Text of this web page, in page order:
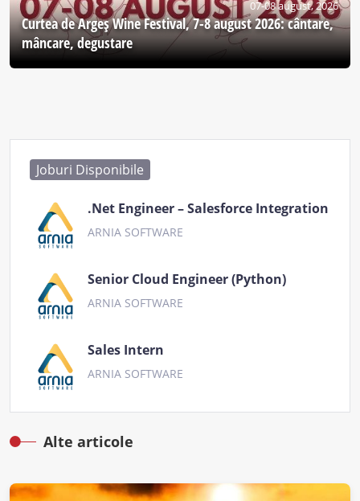
07-08 august, 2026
Curtea de Argeş Wine Festival, 7-8 august 2026: cântare,
mâncare, degustare
Joburi Disponibile
.Net Engineer – Salesforce Integration
ARNIA SOFTWARE
Senior Cloud Engineer (Python)
ARNIA SOFTWARE
Sales Intern
ARNIA SOFTWARE
Alte articole